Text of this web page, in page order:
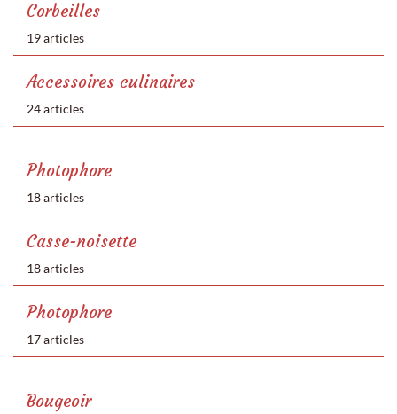
Corbeilles
19 articles
Accessoires culinaires
24 articles
Photophore
18 articles
Casse-noisette
18 articles
Photophore
17 articles
Bougeoir